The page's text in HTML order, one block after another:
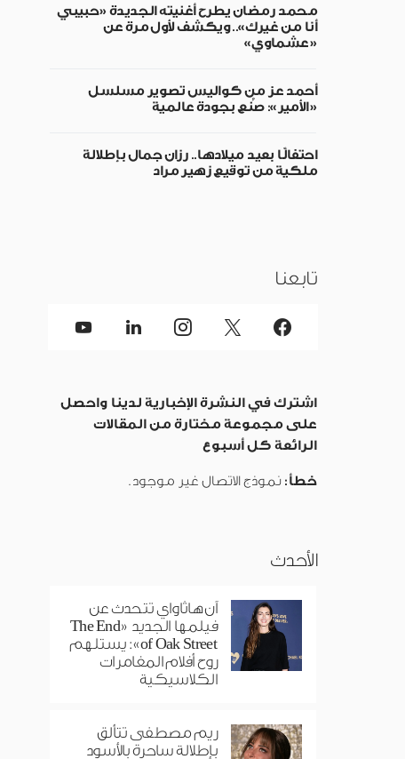
محمد رمضان يطرح أغنيته الجديدة «حبيبي
أنا من غيرك».. ويكشف لأول مرة عن
«عشماوي»
أحمد عز من كواليس تصوير مسلسل
«الأمير»: صُنع بجودة عالمية
احتفالًا بعيد ميلادها.. رزان جمال بإطلالة
ملكية من توقيع زهير مراد
تابعنا
اشترك في النشرة الإخبارية لدينا واحصل
على مجموعة مختارة من المقالات
الرائعة كل أسبوع
خطأ: نموذج الاتصال غير موجود.
الأحدث
آن هاثاواي تتحدث عن
فيلمها الجديد «The End
of Oak Street»: يستلهم
روح أفلام المغامرات
الكلاسيكية
ريم مصطفى تتألق
بإطلالة ساحرة بالأسود